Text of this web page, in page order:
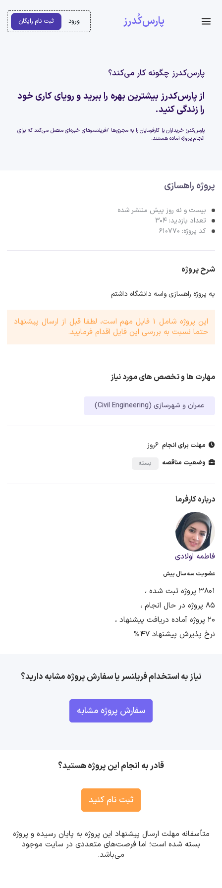
پارس‌کُدرز ورود ثبت نام رایگان
پارس‌کدرز چگونه کار می‌کند؟
از پارس‌کدرز بیشترین بهره را ببرید و رویای کاری خود
را زندگی کنید.
پارس‌کدرز خریداران یا کارفرمایان را به مجری‌ها /فریلنسرهای خبره‌ای متصل می‌کند که برای
انجام پروژه آماده هستند.
پروژه راهسازی
بیست و نه روز پیش منتشر شده
تعداد بازدید: 304
کد پروژه: 610770
شرح پروژه
یه پروژه راهسازی واسه دانشگاه داشتم
این پروژه شامل 1 فایل مهم است، لطفا قبل از ارسال پیشنهاد
حتما نسبت به بررسی این فایل اقدام فرمایید.
مهارت ها و تخصص های مورد نیاز
عمران و شهرسازی (Civil Engineering)
مهلت برای انجام 6روز
وضعیت مناقصه بسته
درباره کارفرما
فاطمه اولادی
عضویت سه سال پیش
3801 پروژه ثبت شده ،
85 پروژه در حال انجام ،
20 پروژه آماده دریافت پیشنهاد ،
نرخ پذیرش پیشنهاد 47%
نیاز به استخدام فریلنسر یا سفارش پروژه مشابه دارید؟
سفارش پروژه مشابه
قادر به انجام این پروژه هستید؟
ثبت نام کنید
متأسفانه مهلت ارسال پیشنهاد این پروژه به پایان رسیده و پروژه
بسته شده است؛ اما فرصت‌های متعددی در سایت موجود
می‌باشد.